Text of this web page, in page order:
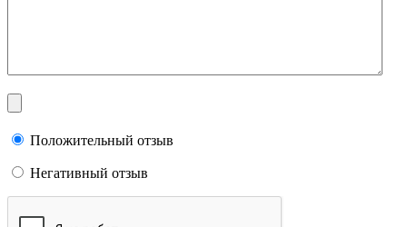
Положительный отзыв
Негативный отзыв